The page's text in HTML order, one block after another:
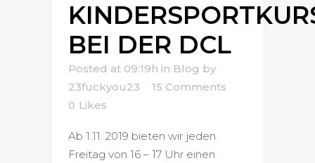
BEI DER DCL
Posted at 09:19h in Blog by
23fuckyou23
15 Comments
0 Likes
Ab 1.11. 2019 bieten wir jeden
Freitag von 16 – 17 Uhr einen